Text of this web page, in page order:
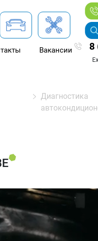
Вакансии 8
Диагностика